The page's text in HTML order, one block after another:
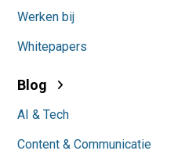
Werken bij
Whitepapers
Blog
AI & Tech
Content & Communicatie